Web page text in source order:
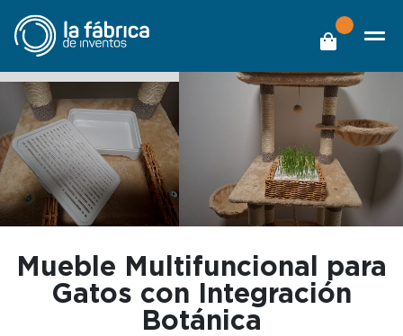
Mueble Multifuncional para
Gatos con Integración
Botánica